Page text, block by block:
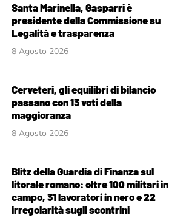
Santa Marinella, Gasparri è
presidente della Commissione su
Legalità e trasparenza
8 Agosto 2026
Cerveteri, gli equilibri di bilancio
passano con 13 voti della
maggioranza
8 Agosto 2026
Blitz della Guardia di Finanza sul
litorale romano: oltre 100 militari in
campo, 31 lavoratori in nero e 22
irregolarità sugli scontrini